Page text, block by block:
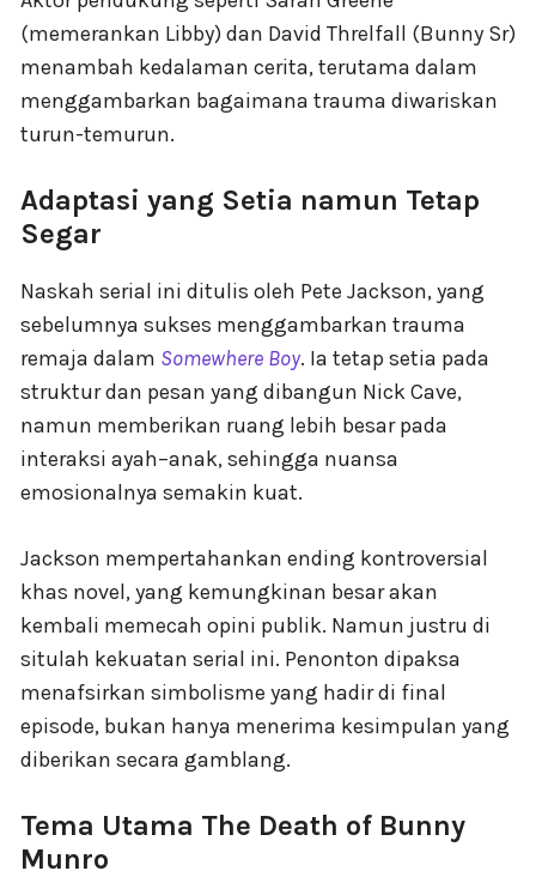
(memerankan Libby) dan David Threlfall (Bunny Sr)
menambah kedalaman cerita, terutama dalam
menggambarkan bagaimana trauma diwariskan
turun-temurun.
Adaptasi yang Setia namun Tetap
Segar
Naskah serial ini ditulis oleh Pete Jackson, yang
sebelumnya sukses menggambarkan trauma
remaja dalam Somewhere Boy. Ia tetap setia pada
struktur dan pesan yang dibangun Nick Cave,
namun memberikan ruang lebih besar pada
interaksi ayah–anak, sehingga nuansa
emosionalnya semakin kuat.
Jackson mempertahankan ending kontroversial
khas novel, yang kemungkinan besar akan
kembali memecah opini publik. Namun justru di
situlah kekuatan serial ini. Penonton dipaksa
menafsirkan simbolisme yang hadir di final
episode, bukan hanya menerima kesimpulan yang
diberikan secara gamblang.
Tema Utama The Death of Bunny
Munro